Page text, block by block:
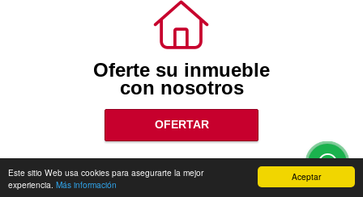
Aceptar
Este sitio Web usa cookies para asegurarte la mejor
experiencia. Más información
Oferte su inmueble
con nosotros
OFERTAR